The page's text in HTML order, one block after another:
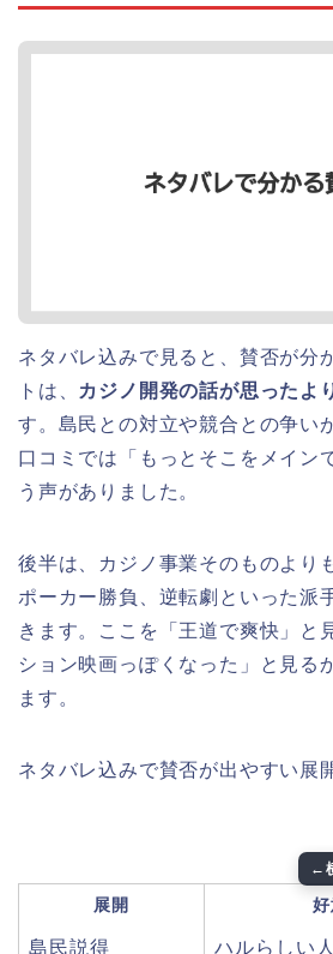
ネタバレ込みで見ると、賛否が分
トは、 カジノ開発の話が思ったよ
す。島民との対立や競合との争い
口コミでは「もっとそこをメイン
う声がありました。
後半は、カジノ事業そのものより
ポーカー勝負、逆転劇といった派
きます。ここを「王道で爽快」と
ション映画っぽくなった」と見る
ます。
ネタバレ込みで賛否が出やすい展
展開
島民説得 ハルらしい